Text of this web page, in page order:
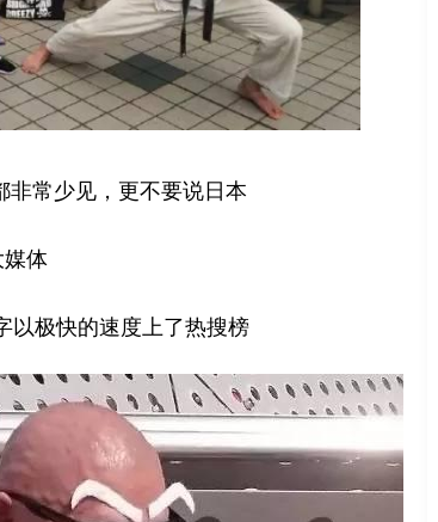
非常少见，更不要说日本
媒体
以极快的速度上了热搜榜